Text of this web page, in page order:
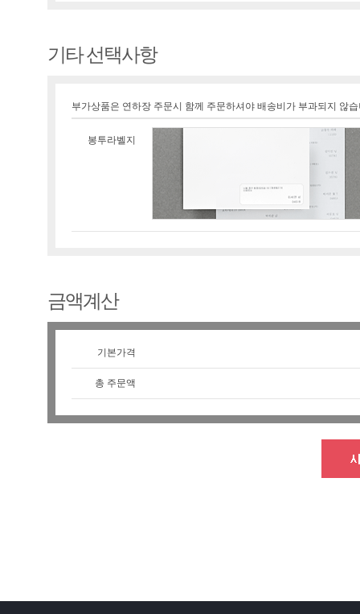
기타 선택사항
부가상품은 연하장 주문시 함께 주문하셔야 배송비가 부과되지 않
봉투라벨지
금액계산
기본가격
총 주문액